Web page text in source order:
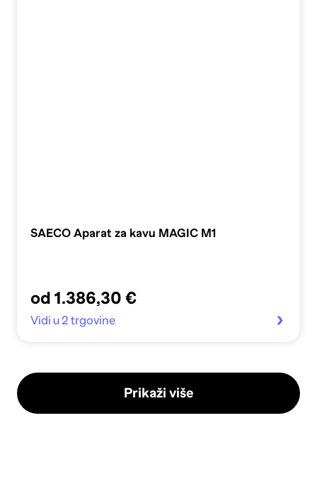
SAECO Aparat za kavu MAGIC M1
od 1.386,30 €
Vidi u 2 trgovine
Prikaži više